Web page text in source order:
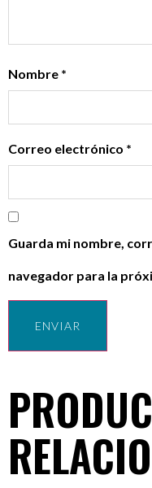
Nombre *
Correo electrónico *
Guarda mi nombre,
navegador para la